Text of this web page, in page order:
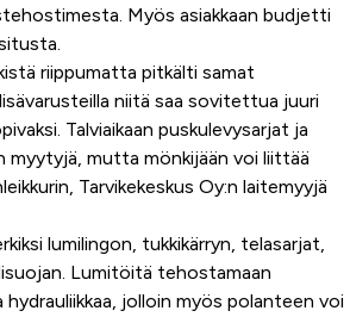
Myös asiakkaan budjetti
riippumatta pitkälti samat
niitä saa sovitettua juuri
Talviaikaan puskulevysarjat ja
myytyjä, mutta mönkijään voi liittää
Tarvikekeskus Oy:n laitemyyjä
lumilingon, tukkikärryn, telasarjat,
Lumitöitä tehostamaan
hydrauliikkaa, jolloin myös polanteen voi